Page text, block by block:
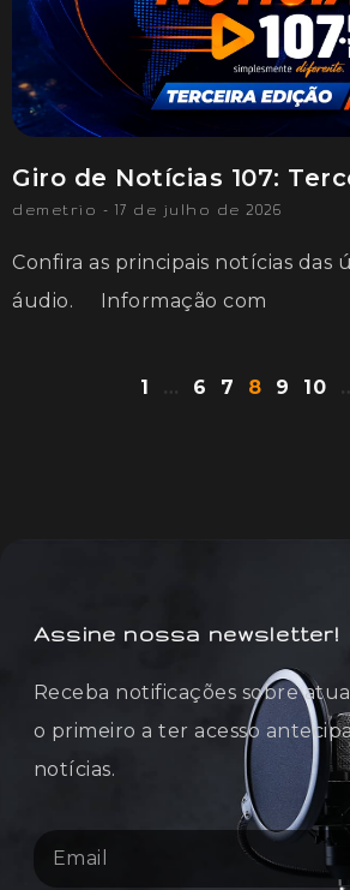
Giro de Notícias 107:
demetrio 17 de julho de 2026
Confira as principais notícias das
áudio. Informação com
1 … 6 7 8 9 10
Assine nossa newsletter!
Receba notificações sobre
o primeiro a ter acesso
notícias.